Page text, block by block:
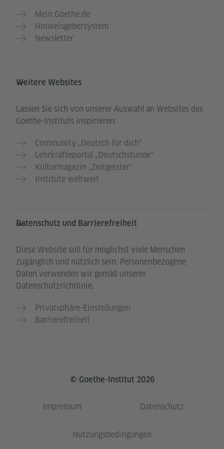
Mein Goethe.de
Hinweisgebersystem
Newsletter
Weitere Websites
Lassen Sie sich von unserer Auswahl an Websites des
Goethe-Instituts inspirieren:
Community „Deutsch für dich“
Lehrkräfteportal „Deutschstunde“
Kulturmagazin „Zeitgeister"
Institute weltweit
Datenschutz und Barrierefreiheit
Diese Website soll für möglichst viele Menschen
zugänglich und nützlich sein. Personenbezogene
Daten verwenden wir gemäß unserer
Datenschutzrichtlinie.
Privatsphäre-Einstellungen
Barrierefreiheit
© Goethe-Institut 2026
Impressum Datenschutz
Nutzungsbedingungen